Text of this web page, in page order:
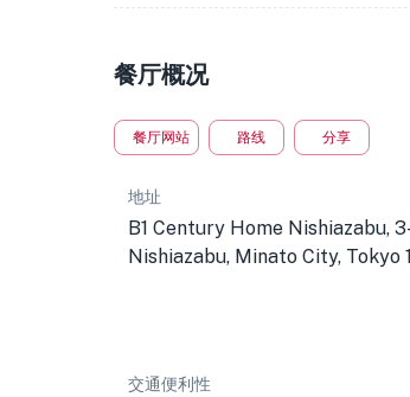
餐厅概况
餐厅网站 路线 分享
地址
B1 Century Home Nishiazabu,
Nishiazabu, Minato City, Tokyo
交通便利性